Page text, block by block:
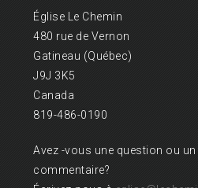
Église Le Chemin
480 rue de Vernon
Gatineau (Québec)
J9J 3K5
Canada
819-486-0190
Avez -vous une question ou un
commentaire?